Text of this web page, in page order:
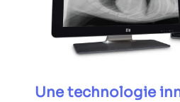
Une technologie